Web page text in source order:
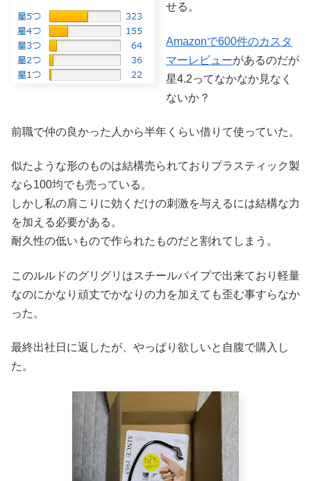
せる。
Amazonで600件のカスタ
マーレビューがあるのだが
星4.2ってなかなか見なく
ないか？
前職で仲の良かった人から半年くらい借りて使っていた。
似たような形のものは結構売られておりプラスティック製
なら100均でも売っている。
しかし私の肩こりに効くだけの刺激を与えるには結構な力
を加える必要がある。
耐久性の低いもので作られたものだと割れてしまう。
このルルドのグリグリはスチールパイプで出来ており軽量
なのにかなり頑丈でかなりの力を加えても歪む事すらなか
った。
最終出社日に返したが、やっぱり欲しいと自腹で購入し
た。